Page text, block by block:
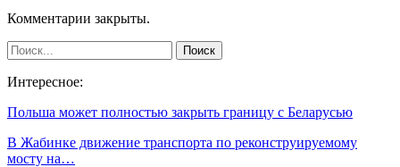
Комментарии закрыты.
Интересное:
Польша может полностью закрыть границу с Беларусью
В Жабинке движение транспорта по реконструируемому
мосту на…